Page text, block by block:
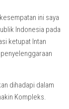
ini saya
Indonesia pada
ketupat Intan
dihadapi dalam
Kompleks.